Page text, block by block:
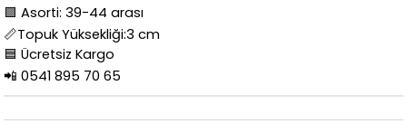
🟪 Asorti: 39-44 arası
📏Topuk Yüksekliği:3 cm
🟦 Ücretsiz Kargo
📲 0541 895 70 65